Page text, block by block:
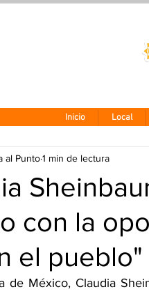
Inicio Local
con la
el pueblo"
al Punto1 min de lectura
de México, Claudia